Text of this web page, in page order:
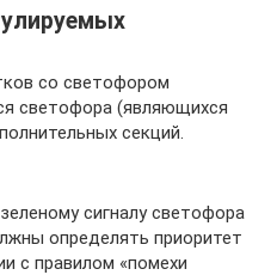
со светофором
светофора (являющихся
секций.
сигналу светофора
определять приоритет
с правилом «помехи